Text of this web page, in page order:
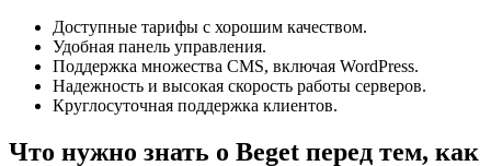
Доступные тарифы с хорошим качеством.
Удобная панель управления.
Поддержка множества CMS, включая WordPress.
Надежность и высокая скорость работы серверов.
Круглосуточная поддержка клиентов.
Что нужно знать о Beget перед тем, как